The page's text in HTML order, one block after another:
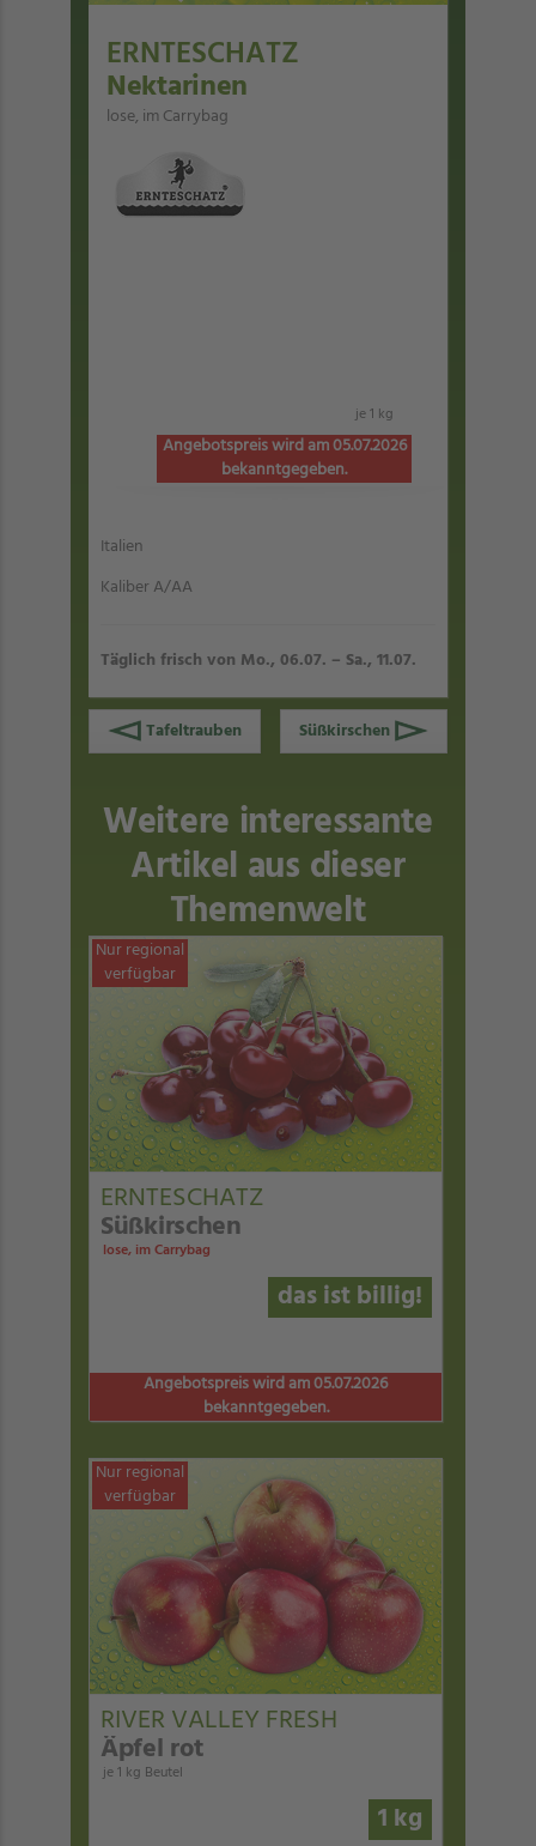
ERNTESCHATZ
Nektarinen
lose, im Carrybag
je 1 kg
Angebotspreis wird am 05.07.2026
bekanntgegeben.
Italien
Kaliber A/AA
Täglich frisch von Mo., 06.07. – Sa., 11.07.
Tafeltrauben Süßkirschen
Weitere interessante
Artikel aus dieser
Themenwelt
Nur regional
verfügbar
das ist billig!
ERNTESCHATZ
Süßkirschen
lose, im Carrybag
Angebotspreis wird am 05.07.2026
bekanntgegeben.
Nur regional
verfügbar
1 kg
RIVER VALLEY FRESH
Äpfel rot
je 1 kg Beutel